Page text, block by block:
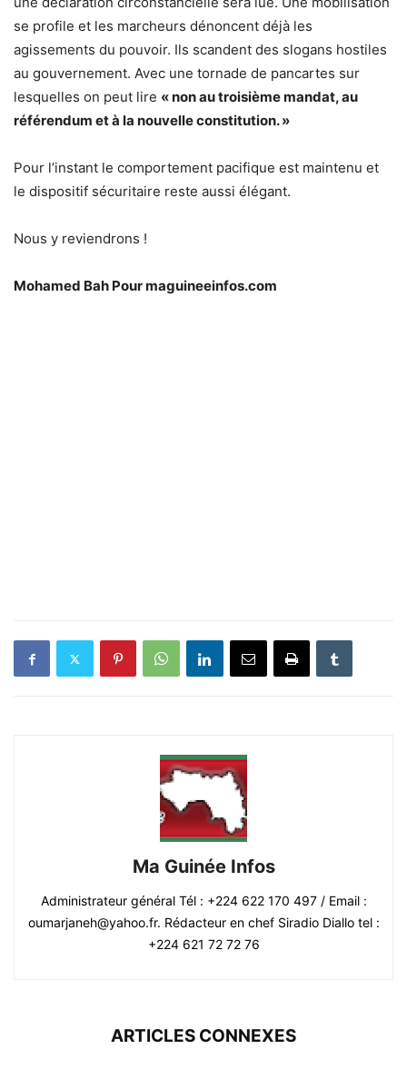
se profile et les marcheurs dénoncent déjà les
agissements du pouvoir. Ils scandent des slogans hostiles
au gouvernement. Avec une tornade de pancartes sur
lesquelles on peut lire « non au troisième mandat, au
référendum et à la nouvelle constitution. »
Pour l’instant le comportement pacifique est maintenu et
le dispositif sécuritaire reste aussi élégant.
Nous y reviendrons !
Mohamed Bah Pour maguineeinfos.com
Ma Guinée Infos
Administrateur général Tél : +224 622 170 497 / Email :
oumarjaneh@yahoo.fr. Rédacteur en chef Siradio Diallo tel :
+224 621 72 72 76
ARTICLES CONNEXES